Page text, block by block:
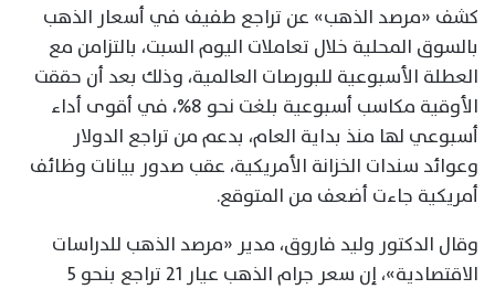
كشف «مرصد الذهب» عن تراجع طفيف في أسعار الذهب
بالسوق المحلية خلال تعاملات اليوم السبت، بالتزامن مع
العطلة الأسبوعية للبورصات العالمية، وذلك بعد أن حققت
الأوقية مكاسب أسبوعية بلغت نحو 8%، في أقوى أداء
أسبوعي لها منذ بداية العام، بدعم من تراجع الدولار
وعوائد سندات الخزانة الأمريكية، عقب صدور بيانات وظائف
أمريكية جاءت أضعف من المتوقع.
وقال الدكتور وليد فاروق، مدير «مرصد الذهب للدراسات
الاقتصادية»، إن سعر جرام الذهب عيار 21 تراجع بنحو 5